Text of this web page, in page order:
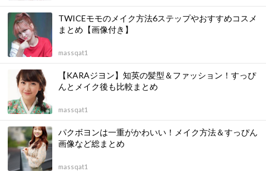
TWICEモモのメイク方法6ステップやおすすめコスメ
まとめ【画像付き】
massqat1
【KARAジヨン】知英の髪型＆ファッション！すっぴ
んとメイク後も比較まとめ
massqat1
パクボヨンは一重がかわいい！メイク方法＆すっぴん
画像など総まとめ
massqat1